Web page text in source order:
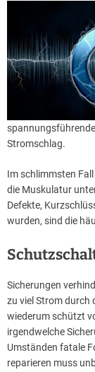
Stromschlag.
Im schlimmsten
die Muskulatur
Defekte,
wurden, sind die
Sicherungen
zu viel Strom durch
wiederum schützt
irgendwelche
Umständen fatale
reparieren muss